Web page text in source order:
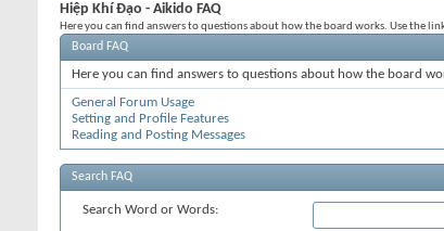
Hiệp Khí Đạo - Aikido FAQ
Here you can find answers to questions about how the board works. Use the
Board FAQ
Here you can find answers to questions about how the board
General Forum Usage
Setting and Profile Features
Reading and Posting Messages
Search FAQ
Search Word or Words: